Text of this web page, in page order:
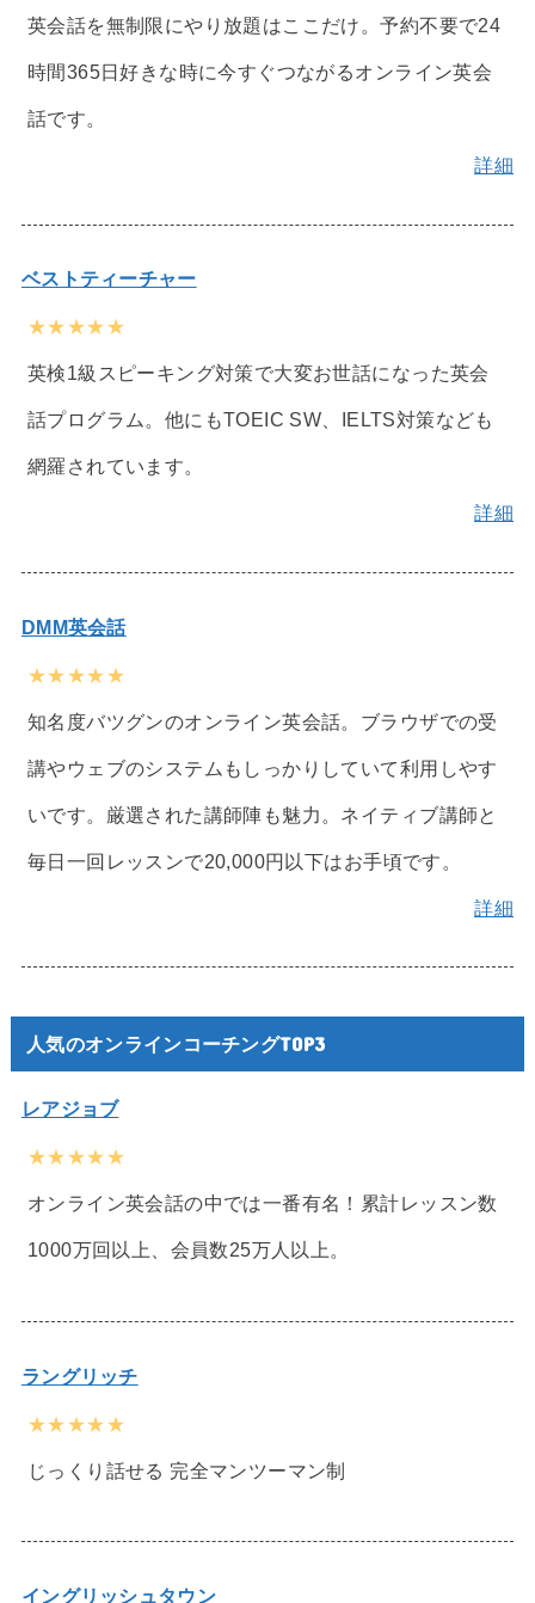
英会話を無制限にやり放題はここだけ。予約不要で24
時間365日好きな時に今すぐつながるオンライン英会
話です。
詳細
ベストティーチャー
★★★★★
英検1級スピーキング対策で大変お世話になった英会
話プログラム。他にもTOEIC SW、IELTS対策なども
網羅されています。
詳細
DMM英会話
★★★★★
知名度バツグンのオンライン英会話。ブラウザでの受
講やウェブのシステムもしっかりしていて利用しやす
いです。厳選された講師陣も魅力。ネイティブ講師と
毎日一回レッスンで20,000円以下はお手頃です。
詳細
人気のオンラインコーチングTOP3
レアジョブ
★★★★★
オンライン英会話の中では一番有名！累計レッスン数
1000万回以上、会員数25万人以上。
ラングリッチ
★★★★★
じっくり話せる 完全マンツーマン制
イングリッシュタウン